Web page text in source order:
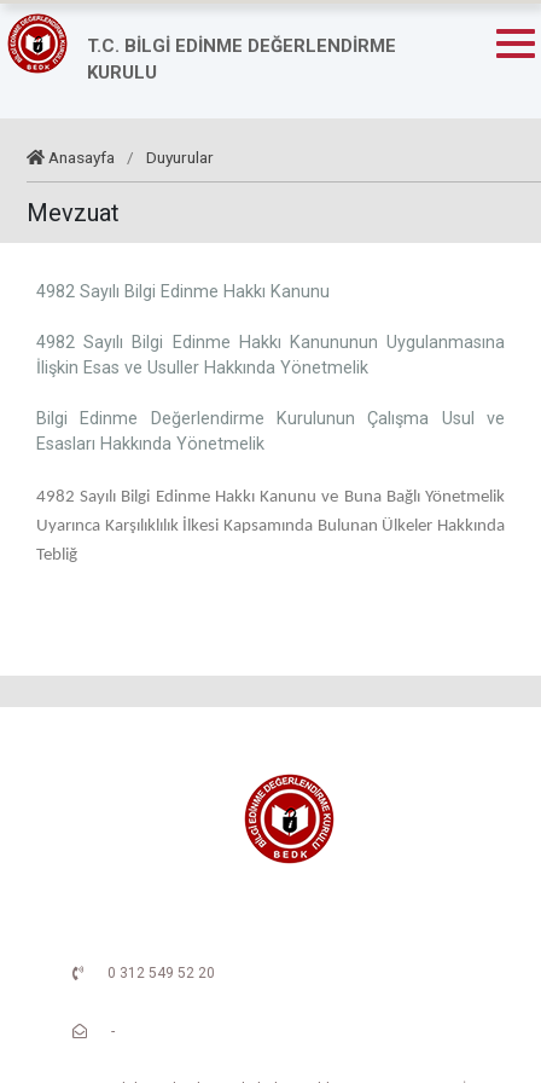
T.C. BİLGİ EDİNME DEĞERLENDİRME
KURULU
Anasayfa / Duyurular
Mevzuat
4982 Sayılı Bilgi Edinme Hakkı Kanunu
4982 Sayılı Bilgi Edinme Hakkı Kanununun Uygulanmasına
İlişkin Esas ve Usuller Hakkında Yönetmelik
Bilgi Edinme Değerlendirme Kurulunun Çalışma Usul ve
Esasları Hakkında Yönetmelik
4982 Sayılı Bilgi Edinme Hakkı Kanunu ve Buna Bağlı Yönetmelik
Uyarınca Karşılıklılık İlkesi Kapsamında Bulunan Ülkeler Hakkında
Tebliğ
0 312 549 52 20
-